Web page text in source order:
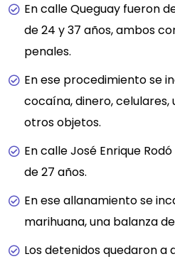
En calle Queguay fueron
de 24 y 37 años, ambos
penales.
En ese procedimiento se
cocaína, dinero, celulares,
otros objetos.
En calle José Enrique
de 27 años.
En ese allanamiento se
marihuana, una balanza
Los detenidos quedaron a